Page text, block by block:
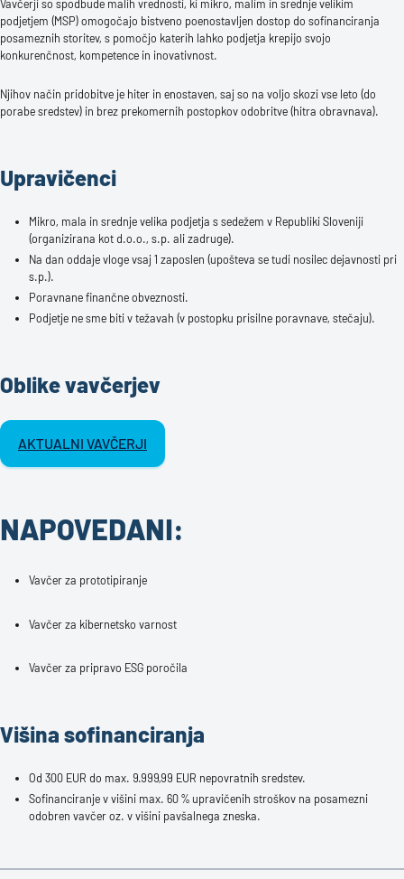
Vavčerji so spodbude malih vrednosti, ki mikro, malim in srednje velikim
podjetjem (MSP) omogočajo bistveno poenostavljen dostop do sofinanciranja
posameznih storitev, s pomočjo katerih lahko podjetja krepijo svojo
konkurenčnost, kompetence in inovativnost.
Njihov način pridobitve je hiter in enostaven, saj so na voljo skozi vse leto (do
porabe sredstev) in brez prekomernih postopkov odobritve (hitra obravnava).
Upravičenci
Mikro, mala in srednje velika podjetja s sedežem v Republiki Sloveniji
(organizirana kot d.o.o., s.p. ali zadruge).
Na dan oddaje vloge vsaj 1 zaposlen (upošteva se tudi nosilec dejavnosti pri
s.p.).
Poravnane finančne obveznosti.
Podjetje ne sme biti v težavah (v postopku prisilne poravnave, stečaju).
Oblike vavčerjev
AKTUALNI VAVČERJI
NAPOVEDANI:
Vavčer za prototipiranje
Vavčer za kibernetsko varnost
Vavčer za pripravo ESG poročila
Višina sofinanciranja
Od 300 EUR do max. 9.999,99 EUR nepovratnih sredstev.
Sofinanciranje v višini max. 60 % upravičenih stroškov na posamezni
odobren vavčer oz. v višini pavšalnega zneska.